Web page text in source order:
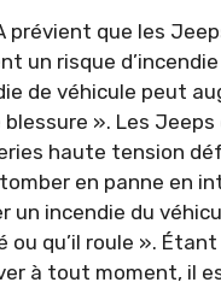
prévient que les
un risque
de véhicule peut
blessure ». Les
haute tension
en panne en
un incendie du
ou qu’il roule ».
à tout moment, il